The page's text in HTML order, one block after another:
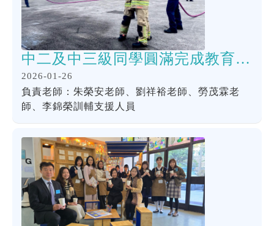
中二及中三級同學圓滿完成教育局及消防處合辦「多元智能挑戰營」
2026-01-26
負責老師：朱榮安老師、劉祥裕老師、勞茂霖老
師、李錦榮訓輔支援人員